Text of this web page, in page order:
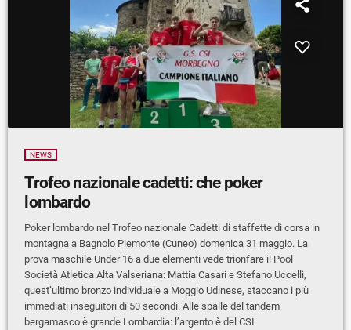
NEWS
Trofeo nazionale cadetti: che poker
lombardo
Poker lombardo nel Trofeo nazionale Cadetti di staffette di corsa in
montagna a Bagnolo Piemonte (Cuneo) domenica 31 maggio. La
prova maschile Under 16 a due elementi vede trionfare il Pool
Società Atletica Alta Valseriana: Mattia Casari e Stefano Uccelli,
quest’ultimo bronzo individuale a Moggio Udinese, staccano i più
immediati inseguitori di 50 secondi. Alle spalle del tandem
bergamasco è grande Lombardia: l’argento è del CSI